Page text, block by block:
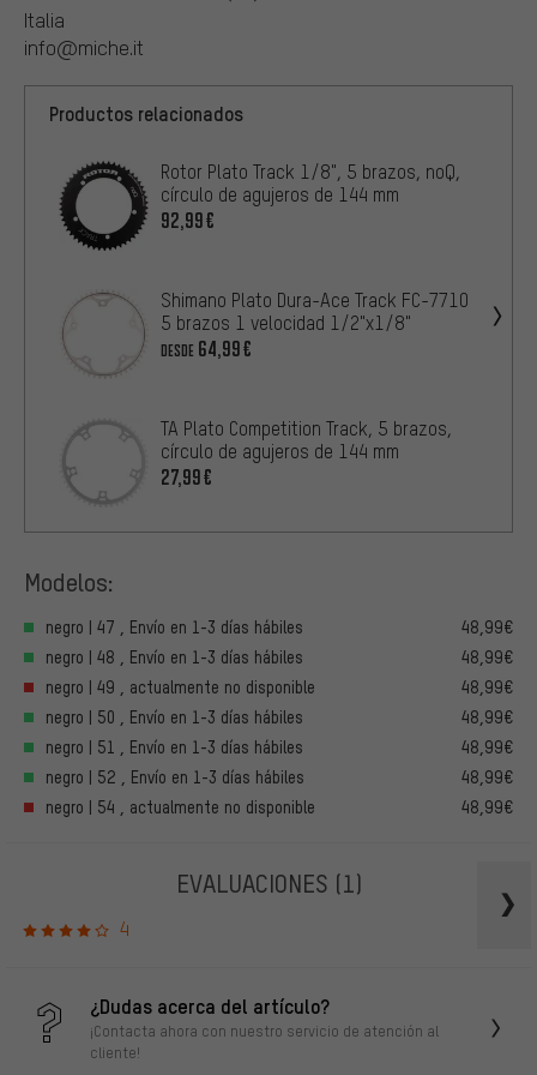
Italia
info@miche.it
Productos relacionados
Rotor Plato Track 1/8", 5 brazos, noQ,
círculo de agujeros de 144 mm
92,99€
Shimano Plato Dura-Ace Track FC-7710
5 brazos 1 velocidad 1/2"x1/8"
DESDE 64,99€
TA Plato Competition Track, 5 brazos,
círculo de agujeros de 144 mm
27,99€
Modelos:
negro | 47 , Envío en 1-3 días hábiles
48,99€
negro | 48 , Envío en 1-3 días hábiles
48,99€
negro | 49 , actualmente no disponible
48,99€
negro | 50 , Envío en 1-3 días hábiles
48,99€
negro | 51 , Envío en 1-3 días hábiles
48,99€
negro | 52 , Envío en 1-3 días hábiles
48,99€
negro | 54 , actualmente no disponible
48,99€
EVALUACIONES (1)
4
¿Dudas acerca del artículo?
¡Contacta ahora con nuestro servicio de atención al
cliente!